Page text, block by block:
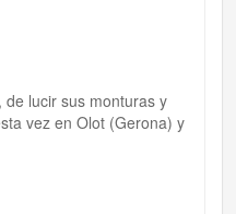
lucir sus monturas y
vez en Olot (Gerona) y